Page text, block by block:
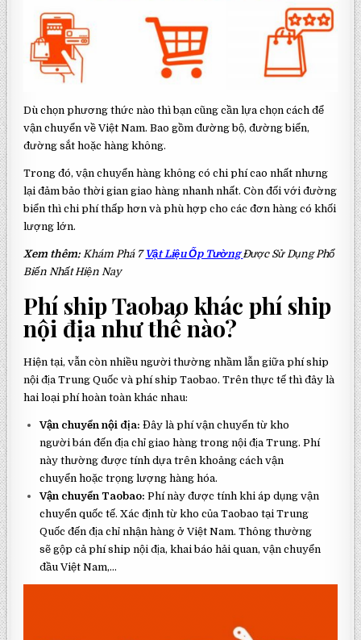
Dù chọn phương thức nào thì bạn cũng cần lựa chọn cách để
vận chuyển về Việt Nam. Bao gồm đường bộ, đường biển,
đường sắt hoặc hàng không.
Trong đó, vận chuyển hàng không có chi phí cao nhất nhưng
lại đảm bảo thời gian giao hàng nhanh nhất. Còn đối với đường
biển thì chi phí thấp hơn và phù hợp cho các đơn hàng có khối
lượng lớn.
Xem thêm:Khám Phá 7 Vật Liệu Ốp TườngĐược Sử Dụng Phổ
Biến Nhất Hiện Nay
Phí ship Taobao khác phí ship
nội địa như thế nào?
Hiện tại, vẫn còn nhiều người thường nhầm lẫn giữa phí ship
nội địa Trung Quốc và phí ship Taobao. Trên thực tế thì đây là
hai loại phí hoàn toàn khác nhau:
Vận chuyển nội địa:Đây là phí vận chuyển từ kho
người bán đến địa chỉ giao hàng trong nội địa Trung. Phí
này thường được tính dựa trên khoảng cách vận
chuyển hoặc trọng lượng hàng hóa.
Vận chuyển Taobao: Phí này được tính khi áp dụng vận
chuyển quốc tế. Xác định từ kho của Taobao tại Trung
Quốc đến địa chỉ nhận hàng ở Việt Nam. Thông thường
sẽ gộp cả phí ship nội địa, khai báo hải quan, vận chuyển
đầu Việt Nam,…